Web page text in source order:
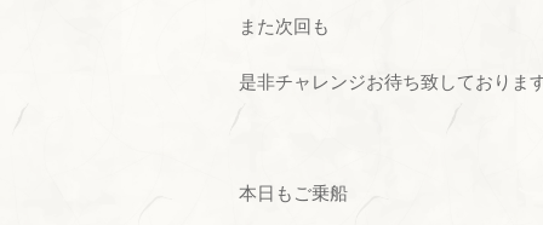
また次回も
是非チャレンジお待ち致しておりま
本日もご乗船